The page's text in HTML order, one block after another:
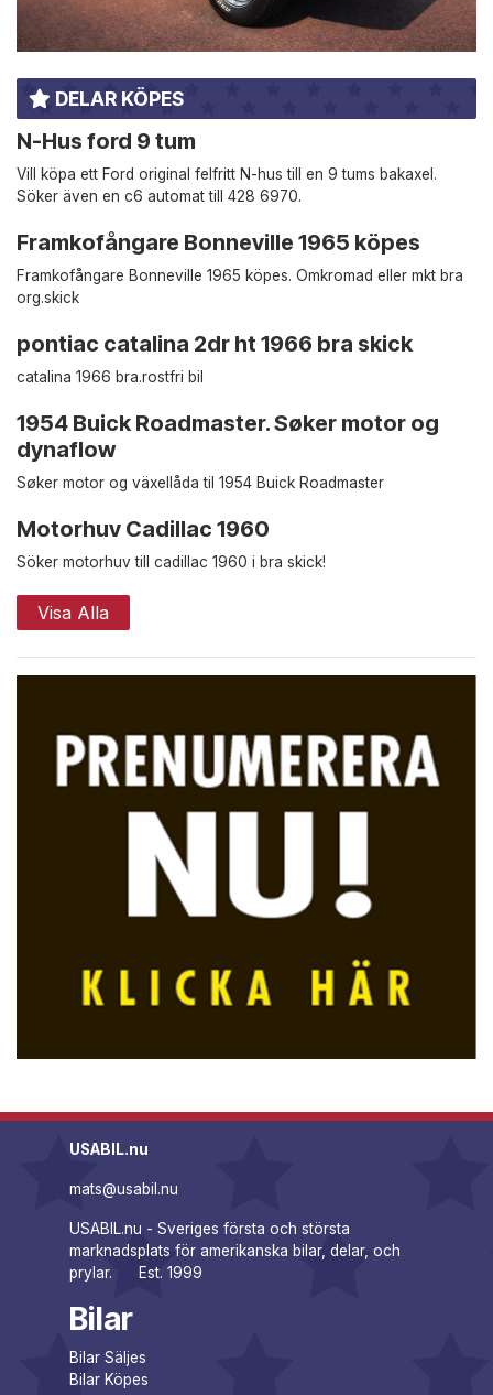
DELAR KÖPES
N-Hus ford 9 tum
Vill köpa ett Ford original felfritt N-hus till en 9 tums bakaxel.
Söker även en c6 automat till 428 6970.
Framkofångare Bonneville 1965 köpes
Framkofångare Bonneville 1965 köpes. Omkromad eller mkt bra
org.skick
pontiac catalina 2dr ht 1966 bra skick
catalina 1966 bra.rostfri bil
1954 Buick Roadmaster. Søker motor og
dynaflow
Søker motor og växellåda til 1954 Buick Roadmaster
Motorhuv Cadillac 1960
Söker motorhuv till cadillac 1960 i bra skick!
Visa Alla
USABIL.nu
mats@usabil.nu
USABIL.nu - Sveriges första och största
marknadsplats för amerikanska bilar, delar, och
prylar. Est. 1999
Bilar
Bilar Säljes
Bilar Köpes